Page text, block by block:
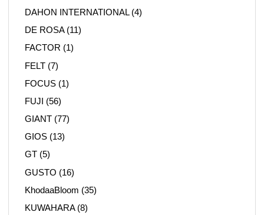
DAHON INTERNATIONAL(4)
DE ROSA(11)
FACTOR (1)
FELT (7)
FOCUS (1)
FUJI (56)
GIANT (77)
GIOS (13)
GT (5)
GUSTO (16)
KhodaaBloom (35)
KUWAHARA(8)